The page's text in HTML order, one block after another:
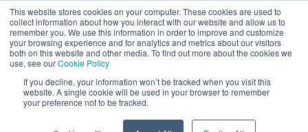
This website stores cookies on your computer. These cookies are used to
collect information about how you interact with our website and allow us to
remember you. We use this information in order to improve and customize
your browsing experience and for analytics and metrics about our visitors
both on this website and other media. To find out more about the cookies we
use, see ourCookie Policy
If you decline, your information won’t be tracked when you visit this
website. A single cookie will be used in your browser to remember
your preference not to be tracked.
ET